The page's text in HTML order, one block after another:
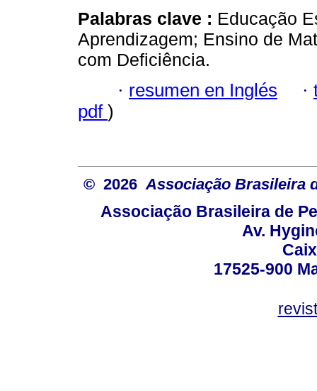
Palabras clave : Educação
Aprendizagem; Ensino de
com Deficiência.
· resumen en Inglés ·
pdf )
© 2026 Associação Brasileira
Associação Brasileira de
Av.
17525-900